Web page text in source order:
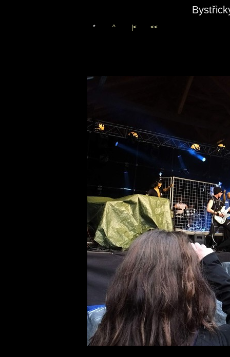
* ^ |< <<